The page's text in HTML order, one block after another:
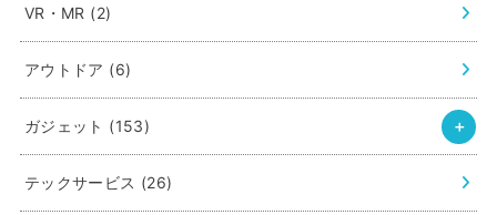
VR・MR (2)
アウトドア (6)
ガジェット (153)
テックサービス (26)